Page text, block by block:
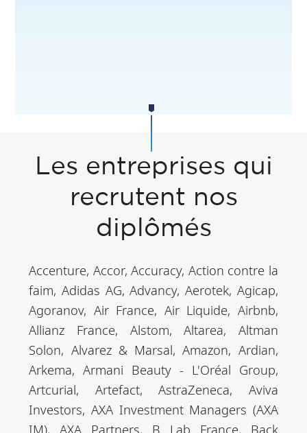
Les entreprises qui
recrutent nos
diplômés
Accenture, Accor, Accuracy, Action contre la
faim, Adidas AG, Advancy, Aerotek, Agicap,
Agoranov, Air France, Air Liquide, Airbnb,
Allianz France, Alstom, Altarea, Altman
Solon, Alvarez & Marsal, Amazon, Ardian,
Arkema, Armani Beauty - L'Oréal Group,
Artcurial, Artefact, AstraZeneca, Aviva
Investors, AXA Investment Managers (AXA
IM), AXA Partners, B Lab France, Back